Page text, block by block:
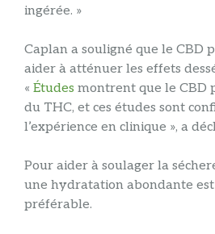
ingérée. »
Caplan a souligné que le CBD
aider à atténuer les effets
« Études montrent que le CBD
du THC, et ces études sont
l’expérience en clinique », a
Pour aider à soulager la
une hydratation abondante est
préférable.